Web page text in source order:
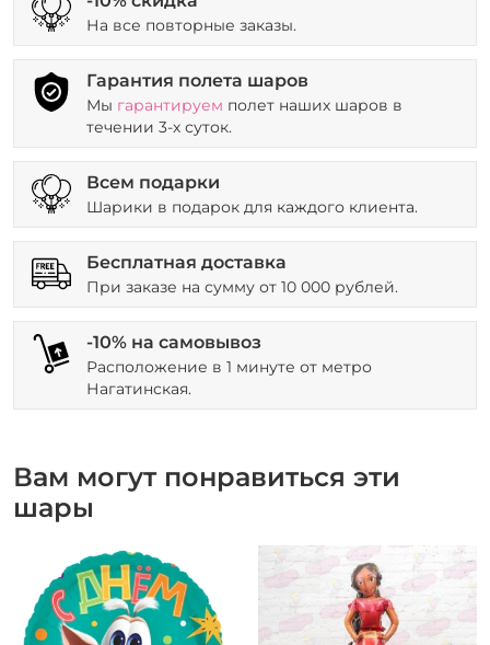
На все повторные заказы.
Гарантия полета шаров
Мы гарантируем полет наших шаров в
течении 3-х суток.
Всем подарки
Шарики в подарок для каждого клиента.
Бесплатная доставка
При заказе на сумму от 10 000 рублей.
-10% на самовывоз
Расположение в 1 минуте от метро
Нагатинская.
Вам могут понравиться эти
шары